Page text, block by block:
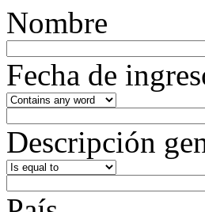
Nombre
Fecha de
Descripción